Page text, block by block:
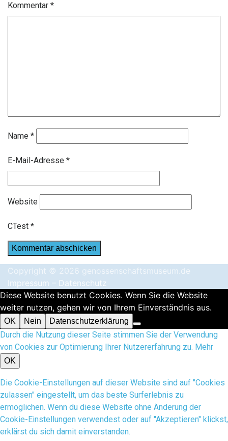
Kommentar *
Name *
E-Mail-Adresse *
Website
CTest *
Copyright © 2026 genossenschaftsmuseum.de
Impressum – Datenschutz
Diese Website benutzt Cookies. Wenn Sie die Website
weiter nutzen, gehen wir von Ihrem Einverständnis aus.
OK Nein Datenschutzerklärung
Durch die Nutzung dieser Seite stimmen Sie der Verwendung
von Cookies zur Optimierung Ihrer Nutzererfahrung zu. Mehr
OK
Die Cookie-Einstellungen auf dieser Website sind auf "Cookies
zulassen" eingestellt, um das beste Surferlebnis zu
ermöglichen. Wenn du diese Website ohne Änderung der
Cookie-Einstellungen verwendest oder auf "Akzeptieren" klickst,
erklärst du sich damit einverstanden.